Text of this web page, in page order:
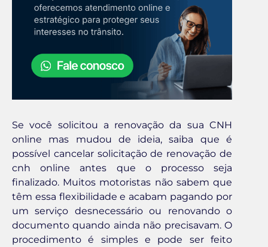
Se você solicitou a renovação da sua CNH
online mas mudou de ideia, saiba que é
possível cancelar solicitação de renovação de
cnh online antes que o processo seja
finalizado. Muitos motoristas não sabem que
têm essa flexibilidade e acabam pagando por
um serviço desnecessário ou renovando o
documento quando ainda não precisavam. O
procedimento é simples e pode ser feito